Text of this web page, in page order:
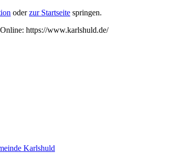
oderzur Startseite springen.
https://www.karlshuld.de/